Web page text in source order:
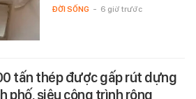
ĐỜI SỐNG - 6 giờ trước
tấn thép được gấp rút dựng
phố, siêu công trình rộng